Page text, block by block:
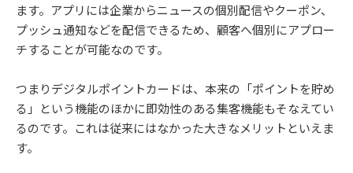
ます。アプリには企業からニュースの個別配信やクーポン、
プッシュ通知などを配信できるため、顧客へ個別にアプロー
チすることが可能なのです。
つまりデジタルポイントカードは、本来の「ポイントを貯め
る」という機能のほかに即効性のある集客機能もそなえてい
るのです。これは従来にはなかった大きなメリットといえま
す。